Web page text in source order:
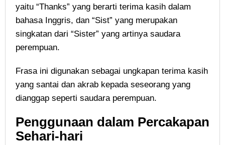
yaitu “Thanks” yang berarti terima kasih dalam
bahasa Inggris, dan “Sist” yang merupakan
singkatan dari “Sister” yang artinya saudara
perempuan.
Frasa ini digunakan sebagai ungkapan terima kasih
yang santai dan akrab kepada seseorang yang
dianggap seperti saudara perempuan.
Penggunaan dalam Percakapan
Sehari-hari